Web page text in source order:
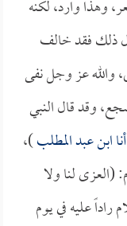
وهذا وارد، لكنه
ذلك فقد خالف
والله عز وجل نفى
وقد قال النبي
ابنعبد المطلب)،
(العزى لنا ولا
عليه في يوم